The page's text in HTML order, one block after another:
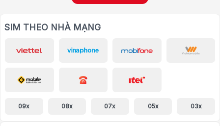
SIM THEO NHÀ MẠNG
09x 08x 07x 05x 03x